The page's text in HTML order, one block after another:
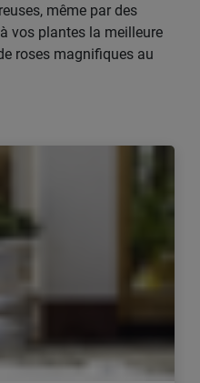
même par des
vos plantes la meilleure
roses magnifiques au